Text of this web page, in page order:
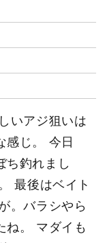
いアジ狙いは
感じ。 今日
ち釣れまし
最後はベイト
。バラシやら
ね。 マダイも